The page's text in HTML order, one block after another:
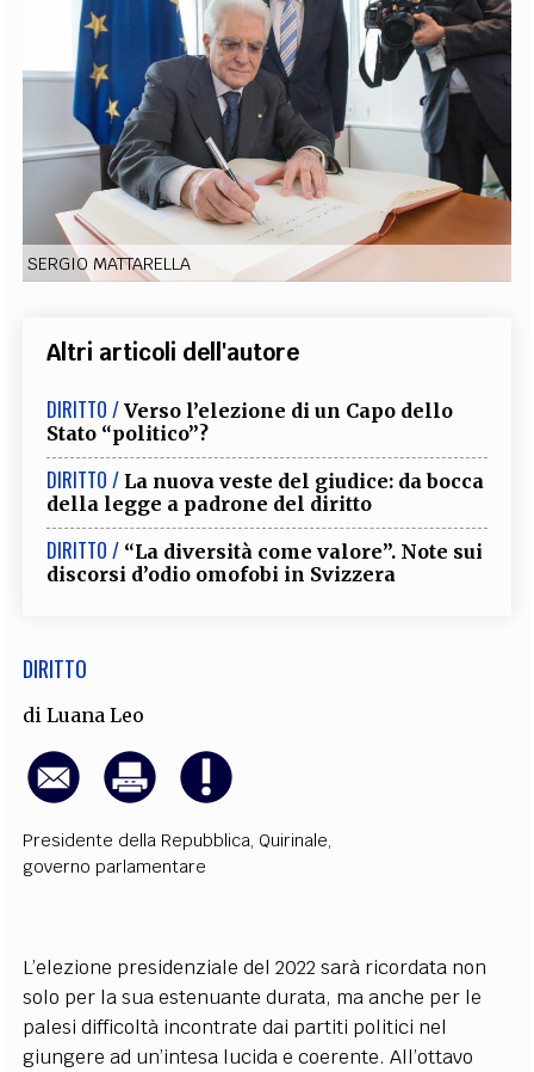
EXTRA
CODICI RUBRICHE LIBRI PROCEEDINGS PUBBLICITÀ CONTATTI
SOCIAL MEDIA
SERGIO MATTARELLA
Altri articoli dell'autore
DIRITTO / Verso l’elezione di un Capo dello
Stato “politico”?
DIRITTO / La nuova veste del giudice: da bocca
della legge a padrone del diritto
DIRITTO / “La diversità come valore”. Note sui
discorsi d’odio omofobi in Svizzera
DIRITTO
diLuana Leo
Presidente della Repubblica, Quirinale,
governo parlamentare
L’elezione presidenziale del 2022 sarà ricordata non
solo per la sua estenuante durata, ma anche per le
palesi difficoltà incontrate dai partiti politici nel
giungere ad un’intesa lucida e coerente. All’ottavo